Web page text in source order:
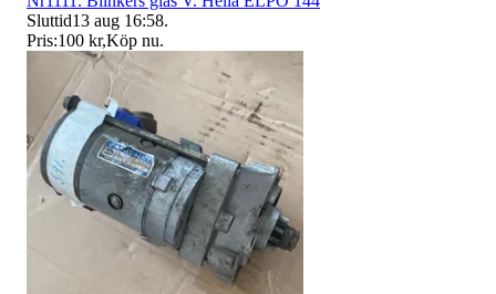
Sluttid13 aug 16:58.
Pris:100 kr,Köp nu.